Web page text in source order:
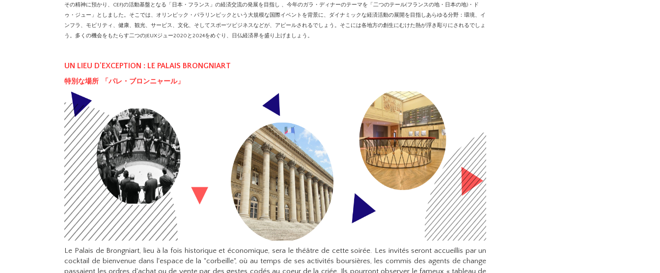
その精神に預かり、CEFJの活動基盤となる「日本・フランス」の経済交流の発展を目指し 、今年のガラ・ディナーのテーマを「二つのテール(フランスの地・日本の地)・ド
ゥ・ジュー」としました。そこでは、オリンピック・パラリンピックという大規模な国際イベントを背景に、ダイナミックな経済活動の展開を目指しあらゆる分野：環境、イ
ンフラ、モビリティ、健康、観光、サービス、文化、そしてスポーツビジネスなどが、アピールされるでしょう。そこには各地方の創生にむけた熱が浮き彫りにされるでしょ
う。多くの機会をもたらす二つのJEUXジュー2020と2024をめぐり、日仏経済界を盛り上げましょう。
UN LIEU D'EXCEPTION : LE PALAIS BRONGNIART
特別な場所 「パレ・ブロンニャール」
Le Palais de Brongniart, lieu à la fois historique et économique, sera le théâtre de cette soirée. Les invités seront accueillis par un
cocktail de bienvenue dans l'espace de la "corbeille", où au temps de ses activités boursières, les commis des agents de change
passaient les ordres d'achat ou de vente par des gestes codés au coeur de la criée. Ils pourront observer le fameux « tableau de